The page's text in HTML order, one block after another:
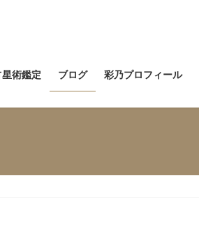
術鑑定 ブログ 彩乃プロフィール